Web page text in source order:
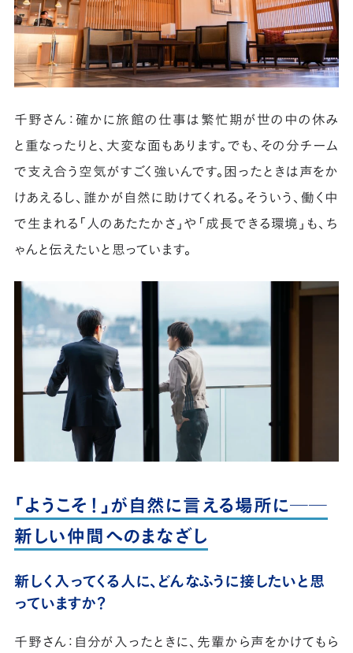
千野さん：確かに旅館の仕事は繁忙期が世の中の休み
と重なったりと、大変な面もあります。でも、その分チーム
で支え合う空気がすごく強いんです。困ったときは声をか
けあえるし、誰かが自然に助けてくれる。そういう、働く中
で生まれる「人のあたたかさ」や「成長できる環境」も、ち
ゃんと伝えたいと思っています。
「ようこそ！」が自然に言える場所に──
新しい仲間へのまなざし
新しく入ってくる人に、どんなふうに接したいと思
っていますか？
千野さん：自分が入ったときに、先輩から声をかけてもら